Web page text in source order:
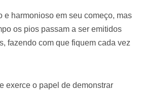
e harmonioso em seu começo, mas
os pios passam a ser emitidos
fazendo com que fiquem cada vez
exerce o papel de demonstrar